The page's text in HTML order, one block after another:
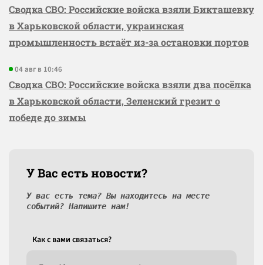
Сводка СВО: Российские войска взяли Бикташевку
в Харьковской области, украинская
промышленность встаёт из-за остановки портов
04 авг в 10:46
Сводка СВО: Российские войска взяли два посёлка
в Харьковской области, Зеленский грезит о
победе до зимы
У Вас есть новости?
У вас есть тема? Вы находитесь на месте
событий? Напишите нам!
Как c вами связаться?